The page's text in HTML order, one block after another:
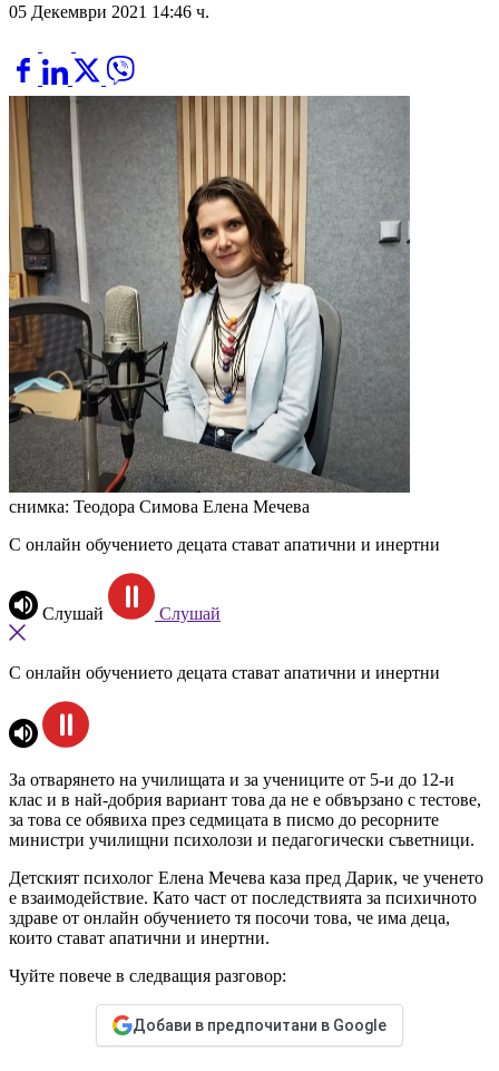
05 Декември 2021 14:46 ч.
снимка: Теодора Симова Елена Мечева
С онлайн обучението децата стават апатични и инертни
Слушай Слушай
С онлайн обучението децата стават апатични и инертни
За отварянето на училищата и за учениците от 5-и до 12-и
клас и в най-добрия вариант това да не е обвързано с тестове,
за това се обявиха през седмицата в писмо до ресорните
министри училищни психолози и педагогически съветници.
Детският психолог Елена Мечева каза пред Дарик, че ученето
е взаимодействие. Като част от последствията за психичното
здраве от онлайн обучението тя посочи това, че има деца,
които стават апатични и инертни.
Чуйте повече в следващия разговор:
Добави в предпочитани в Google